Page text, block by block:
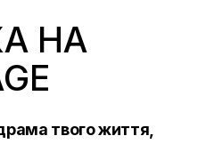
НА
твого життя,